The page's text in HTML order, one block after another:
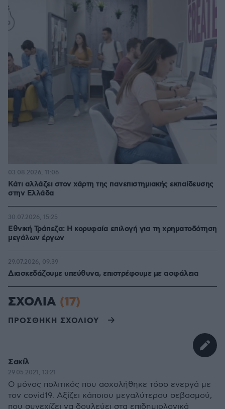
Κάτι αλλάζει στον χάρτη της πανεπιστημιακής εκπαίδευσης
στην Ελλάδα
03.08.2026, 11:06
Εθνική Τράπεζα: Η κορυφαία επιλογή για τη χρηματοδότηση
μεγάλων έργων
30.07.2026, 15:25
Διασκεδάζουμε υπεύθυνα, επιστρέφουμε με ασφάλεια
29.07.2026, 09:39
ΣΧΟΛΙΑ (17)
ΠΡΟΣΘΗΚΗ ΣΧΟΛΙΟΥ
Σακίλ
29.05.2021, 13:21
Ο μόνος πολιτικός που ασχολήθηκε τόσο ενεργά με
τον covid19. Αξίζει κάποιου μεγαλύτερου σεβασμού,
που συνεχίζει να δουλεύει στα επιδημιολογικά